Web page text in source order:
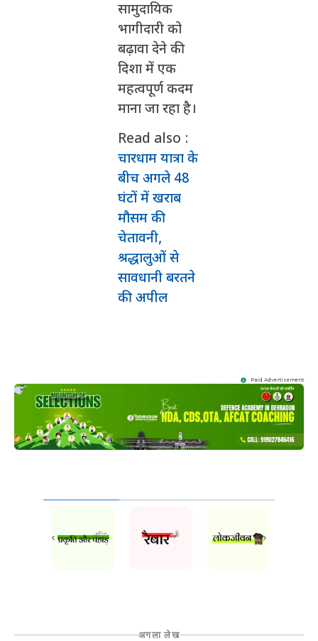
सामुदायिक
भागीदारी को
बढ़ावा देने की
दिशा में एक
महत्वपूर्ण कदम
माना जा रहा है।
Read also :
चारधाम यात्रा के
बीच अगले 48
घंटों में खराब
मौसम की
चेतावनी,
श्रद्धालुओं से
सावधानी बरतने
की अपील
Paid Advertisement
अगला लेख